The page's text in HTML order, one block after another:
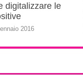
digitalizzare le
2016